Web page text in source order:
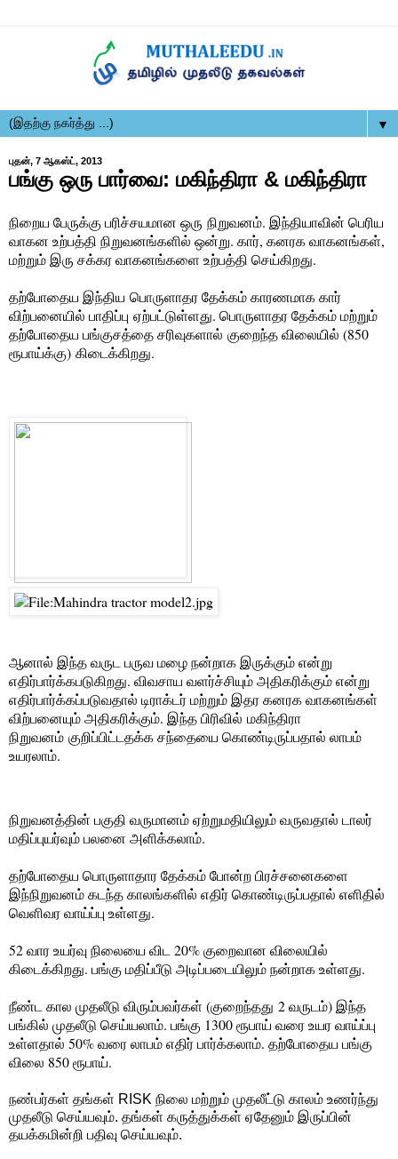
▼
புதன், 7 ஆகஸ்ட், 2013
பங்கு ஒரு பார்வை: மகிந்திரா & மகிந்திரா
நிறைய பேருக்கு பரிச்சயமான ஒரு நிறுவனம். இந்தியாவின் பெரிய
வாகன உற்பத்தி நிறுவனங்களில் ஒன்று. கார், கனரக வாகனங்கள்,
மற்றும் இரு சக்கர வாகனங்களை உற்பத்தி செய்கிறது.
தற்போதைய இந்திய பொருளாதர தேக்கம் காரணமாக கார்
விற்பனையில் பாதிப்பு ஏற்பட்டுள்ளது. பொருளாதர தேக்கம் மற்றும்
தற்போதைய பங்குசத்தை சரிவுகளால் குறைந்த விலையில் (850
ரூபாய்க்கு) கிடைக்கிறது.
ஆனால் இந்த வருட பருவ மழை நன்றாக இருக்கும் என்று
எதிர்பார்க்கபடுகிறது. விவசாய வளர்ச்சியும் அதிகரிக்கும் என்று
எதிர்பார்க்கப்படுவதால் டிராக்டர் மற்றும் இதர கனரக வாகனங்கள்
விற்பனையும் அதிகரிக்கும். இந்த பிரிவில் மகிந்திரா
நிறுவனம் குறிப்பிட்டதக்க சந்தையை கொண்டிருப்பதால் லாபம்
உயரலாம்.
நிறுவனத்தின் பகுதி வருமானம் ஏற்றுமதியிலும் வருவதால் டாலர்
மதிப்புயர்வும் பலனை அளிக்கலாம்.
தற்போதைய பொருளாதார தேக்கம் போன்ற பிரச்சனைகளை
இந்நிறுவனம் கடந்த காலங்களில் எதிர் கொண்டிருப்பதால் எளிதில்
வெளிவர வாய்ப்பு உள்ளது.
52 வார உயர்வு நிலையை விட 20% குறைவான விலையில்
கிடைக்கிறது. பங்கு மதிப்பீடு அடிப்படையிலும் நன்றாக உள்ளது.
நீண்ட கால முதலீடு விரும்பவர்கள் (குறைந்தது 2 வருடம்) இந்த
பங்கில் முதலீடு செய்யலாம். பங்கு 1300 ரூபாய் வரை உயர வாய்ப்பு
உள்ளதால் 50% வரை லாபம் எதிர் பார்க்கலாம். தற்போதைய பங்கு
விலை 850 ரூபாய்.
நண்பர்கள் தங்கள் RISK நிலை மற்றும் முதலீட்டு காலம் உணர்ந்து
முதலீடு செய்யவும். தங்கள் கருத்துக்கள் ஏதேனும் இருப்பின்
தயக்கமின்றி பதிவு செய்யவும்.